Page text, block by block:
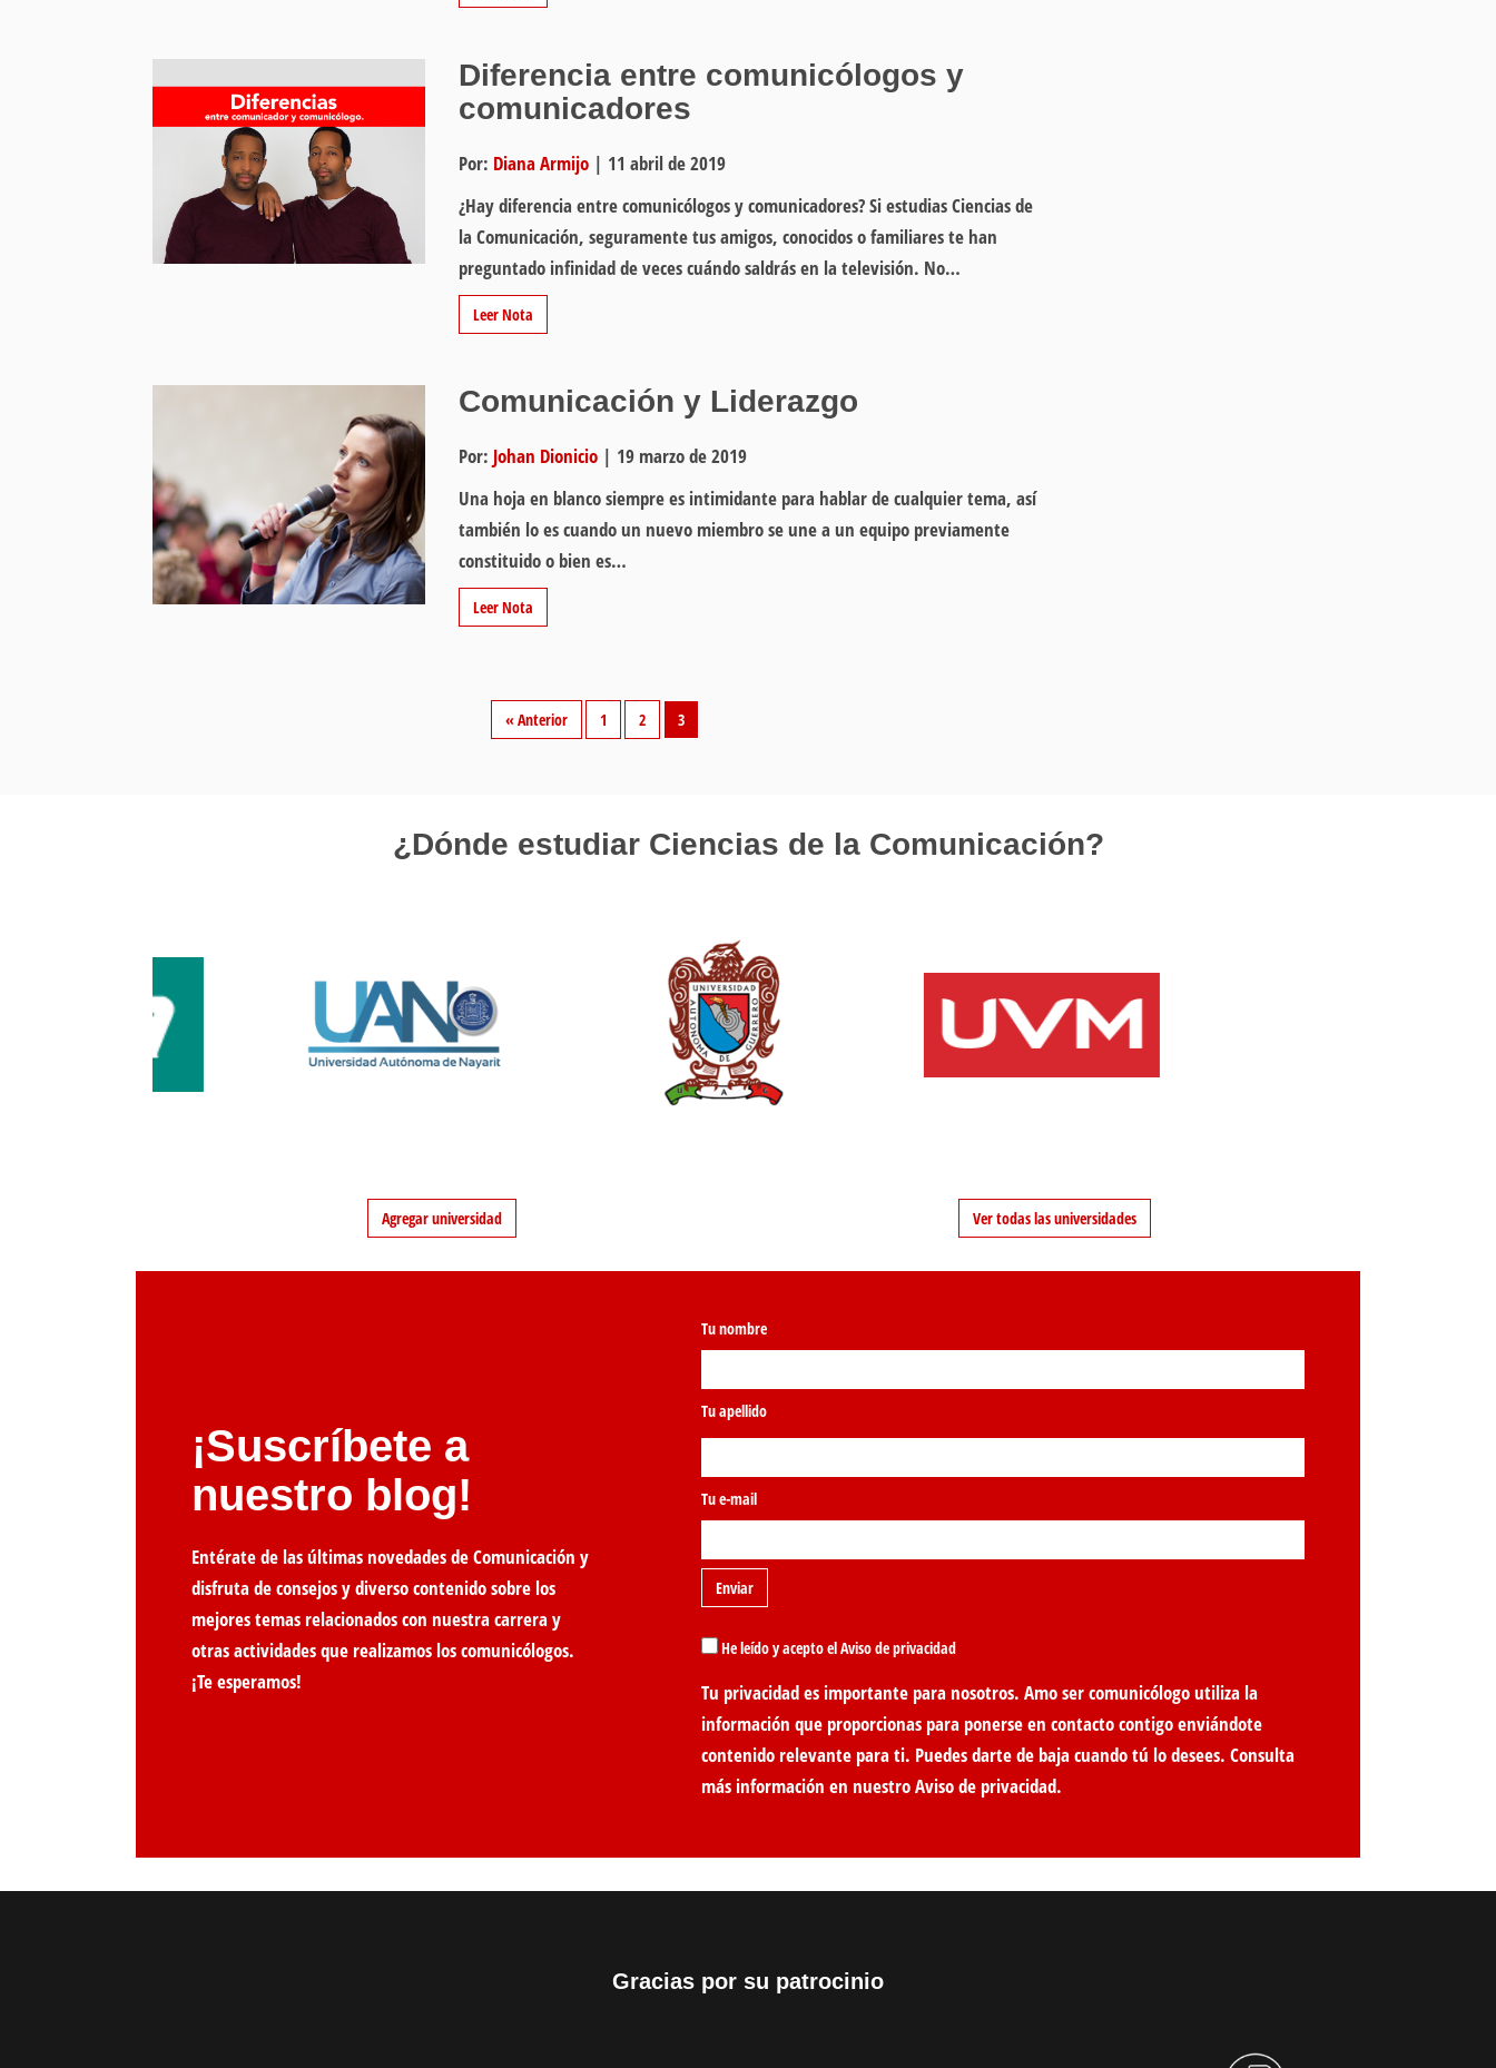
Diferencia entre comunicólogos y
comunicadores
Por: Diana Armijo | 11 abril de 2019
¿Hay diferencia entre comunicólogos y comunicadores? Si estudias Ciencias de
la Comunicación, seguramente tus amigos, conocidos o familiares te han
preguntado infinidad de veces cuándo saldrás en la televisión. No…
Leer Nota
Comunicación y Liderazgo
Por: Johan Dionicio | 19 marzo de 2019
Una hoja en blanco siempre es intimidante para hablar de cualquier tema, así
también lo es cuando un nuevo miembro se une a un equipo previamente
constituido o bien es…
Leer Nota
« Anterior 1 2 3
¿Dónde estudiar Ciencias de la Comunicación?
Agregar universidad Ver todas las universidades
¡Suscríbete a
nuestro blog!
Entérate de las últimas novedades de Comunicación y
disfruta de consejos y diverso contenido sobre los
mejores temas relacionados con nuestra carrera y
otras actividades que realizamos los comunicólogos.
¡Te esperamos!
Tu nombre
Tu apellido
Tu e-mail
He leído y acepto el Aviso de privacidad
Tu privacidad es importante para nosotros. Amo ser comunicólogo utiliza la
información que proporcionas para ponerse en contacto contigo enviándote
contenido relevante para ti. Puedes darte de baja cuando tú lo desees. Consulta
más información en nuestroAviso de privacidad.
Gracias por su patrocinio